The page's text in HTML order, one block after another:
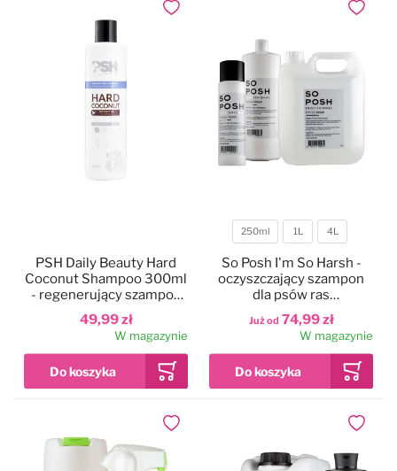
49,99 zł
PSH Daily Beauty Hard
Coconut Shampoo 300ml
- regenerujący szampon
do twardej i szorstkiej
sierści psa i kota, z olejem
kokosowymW magazynie
Dodaj do ulubionych
Pojemność
250ml 1L 4L
Już od 74,99 zł
So Posh I'm So Harsh -
oczyszczający szampon
dla psów ras
szorstkowłosych,
koncentrat 1:10
W magazynie
Dodaj
Dodaj do ulubionych Dodaj